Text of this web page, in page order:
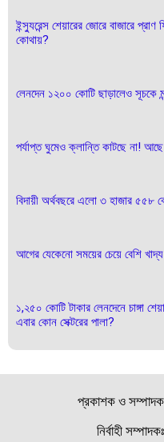
ইন্স্যুরেন্স শেয়ারের জোরে বাজারে
কোথায়?
লেনদেন ১২০০ কোটি ছাড়ালেও সূচকে
পর্যাপ্ত ঘুমেও ক্লান্তি কাটছে না!
বিদায়ী অর্থবছরে এলো ৩ হাজার ৫৫৮
আগের যেকেনো সময়ের চেয়ে বেশি
১,২৫০ কোটি টাকার লেনদেনে চাঙ্গা
এবার কোন সেক্টরের পালা?
প্রকাশক ও
নির্বাহী